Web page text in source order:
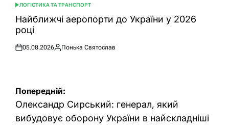
ОПУБЛІКУВАТИ
У
ЛОГІСТИКА ТА ТРАНСПОРТ
Найближчі аеропорти до України у 2026
році
Оприлюднено
05.08.2026
Опубліковано
Понька Святослав
Навігація
записів
Попередній:
Олександр Сирський: генерал, який
вибудовує оборону України в найскладніші